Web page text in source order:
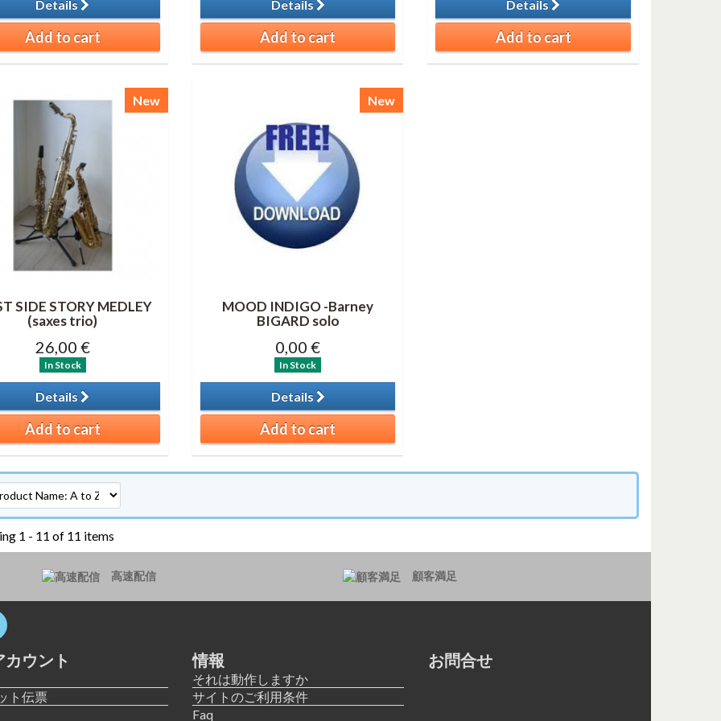
Details
Add to cart
Details
Add to cart
Details
Add to cart
New
SIDE STORY MEDLEY
(saxes trio)
26,00 €
In Stock
Details
Add to cart
New
MOOD INDIGO -Barney
BIGARD solo
0,00 €
In Stock
Details
Add to cart
1 - 11 of 11 items
高速配信 顧客満足
ウント
ト伝票
情報
それは動作しますか
サイトのご利用条件
Faq
お問合せ